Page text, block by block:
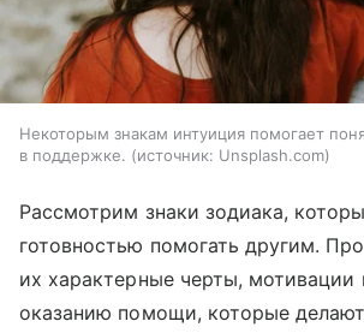
Некоторым знакам интуиция помогает
в поддержке.
источник: Unsplash.com
Рассмотрим знаки зодиака,
готовностью помогать другим.
их характерные черты, мотивации
оказанию помощи, которые